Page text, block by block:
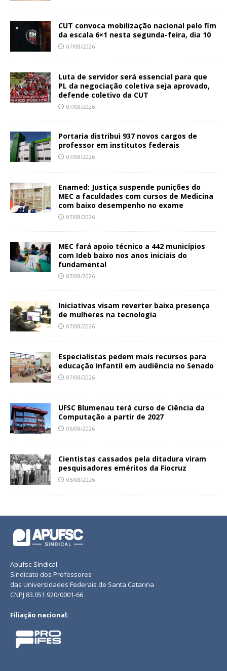
CUT convoca mobilização nacional pelo fim
da escala 6×1 nesta segunda-feira, dia 10
07/08/2026
Luta de servidor será essencial para que
PL da negociação coletiva seja aprovado,
defende coletivo da CUT
07/08/2026
Portaria distribui 937 novos cargos de
professor em institutos federais
07/08/2026
Enamed: Justiça suspende punições do
MEC a faculdades com cursos de Medicina
com baixo desempenho no exame
07/08/2026
MEC fará apoio técnico a 442 municípios
com Ideb baixo nos anos iniciais do
fundamental
07/08/2026
Iniciativas visam reverter baixa presença
de mulheres na tecnologia
07/08/2026
Especialistas pedem mais recursos para
educação infantil em audiência no Senado
07/08/2026
UFSC Blumenau terá curso de Ciência da
Computação a partir de 2027
06/08/2026
Cientistas cassados pela ditadura viram
pesquisadores eméritos da Fiocruz
06/08/2026
Apufsc-Sindical
Sindicato dos Professores
das Universidades Federais de Santa Catarina
CNPJ 83.051.920/0001-66
Filiação nacional: